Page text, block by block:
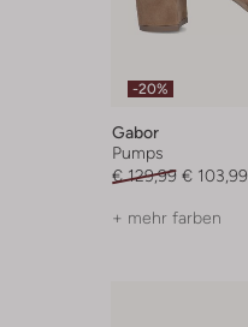
-20%
Gabor
Pumps
€ 129,99 € 103,99
+ mehr farben